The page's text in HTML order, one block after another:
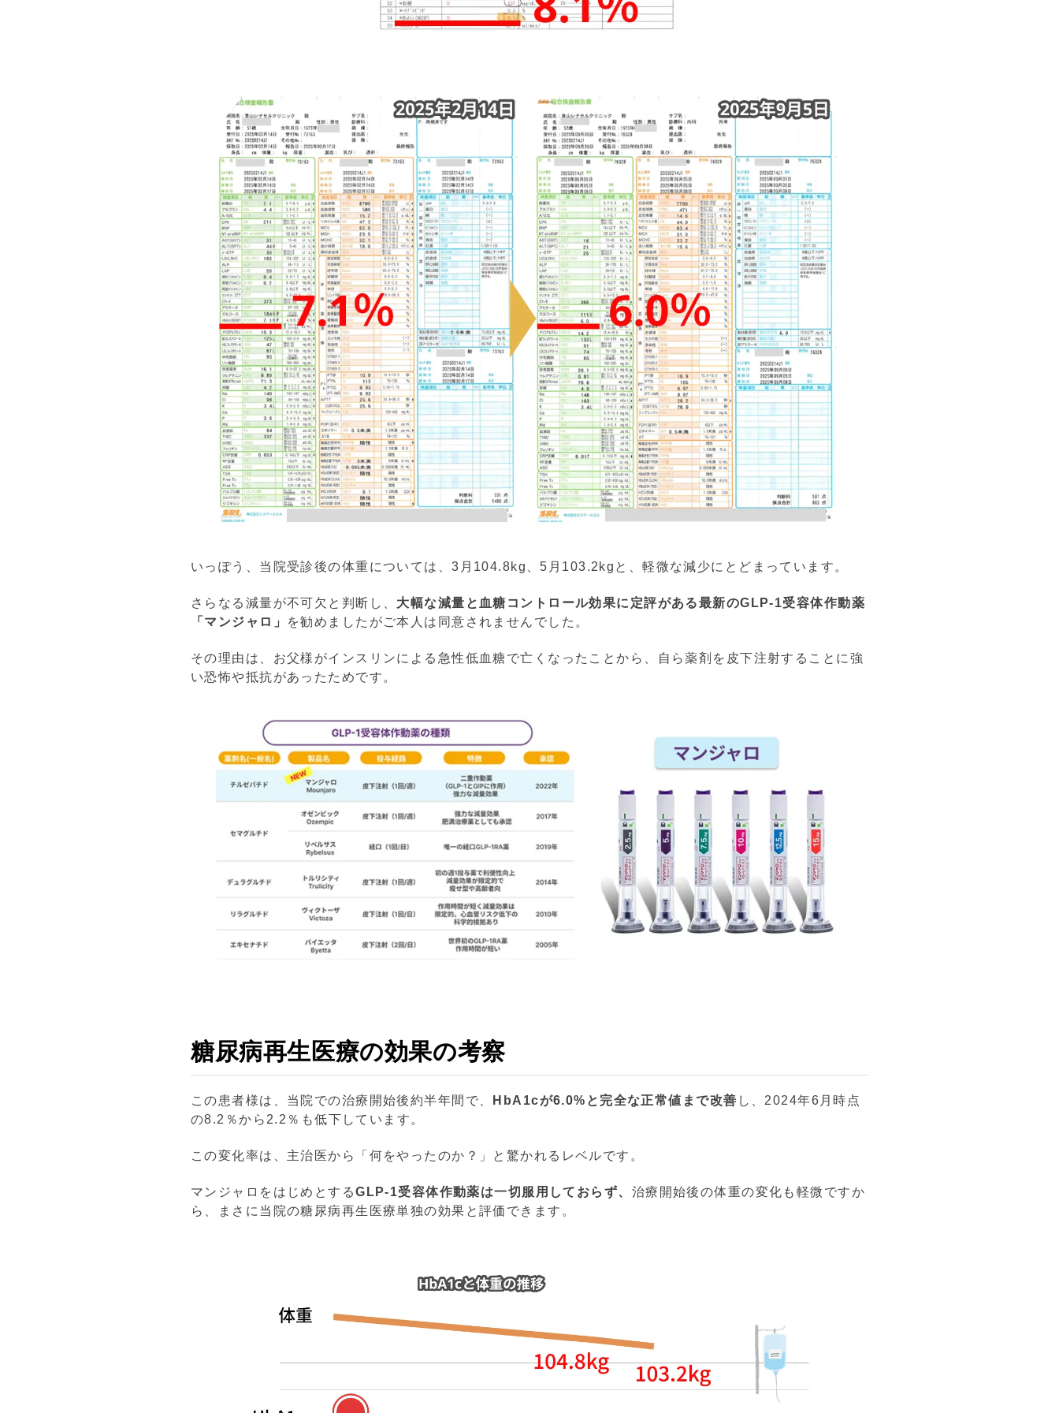
いっぽう、当院受診後の体重については、3月104.8kg、5月103.2kgと、軽微な減少にとどまっています。
さらなる減量が不可欠と判断し、 大幅な減量と血糖コントロール効果に定評がある最新のGLP-1受容体作動薬
「マンジャロ」
を勧めましたがご本人は同意されませんでした。
その理由は、お父様がインスリンによる急性低血糖で亡くなったことから、自ら薬剤を皮下注射することに強
い恐怖や抵抗があったためです。
糖尿病再生医療の効果の考察
この患者様は、当院での治療開始後約半年間で、 HbA1cが6.0%と完全な正常値まで改善 し、2024年6月時点
の8.2％から2.2％も低下しています。
この変化率は、主治医から「何をやったのか？」と驚かれるレベルです。
マンジャロをはじめとするGLP-1受容体作動薬は一切服用しておらず、 治療開始後の体重の変化も軽微ですか
ら、まさに当院の糖尿病再生医療単独の効果と評価できます。